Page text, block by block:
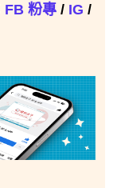
FB 粉專 / IG /